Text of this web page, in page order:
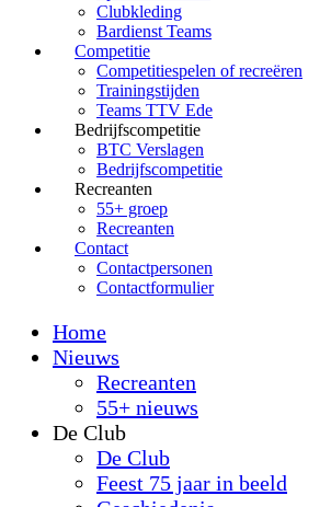
Clubkleding
Bardienst Teams
Competitie
Competitiespelen of recreëren
Trainingstijden
Teams TTV Ede
Bedrijfscompetitie
BTC Verslagen
Bedrijfscompetitie
Recreanten
55+ groep
Recreanten
Contact
Contactpersonen
Contactformulier
Home
Nieuws
Recreanten
55+ nieuws
De Club
De Club
Feest 75 jaar in beeld